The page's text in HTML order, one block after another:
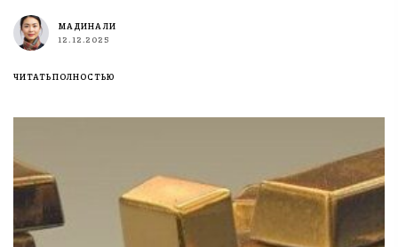
МАДИНА ЛИ
12.12.2025
ЧИТАТЬ ПОЛНОСТЬЮ